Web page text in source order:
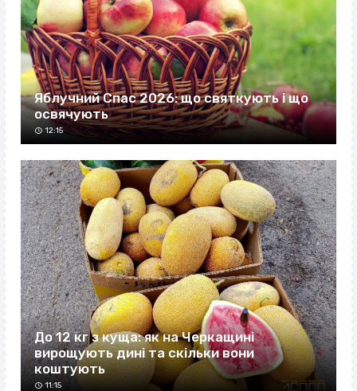
Яблучний Спас 2026: що святкують і що
освячують
12:15
До 12 кг з куща: як на Черкащині
вирощують дині та скільки вони
коштують
11:15